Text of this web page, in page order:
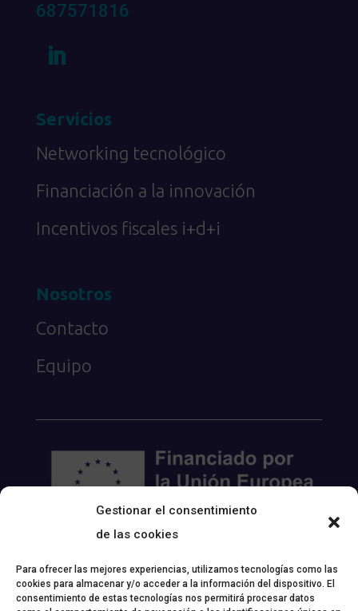
Gestionar el consentimiento
de las cookies
Para ofrecer las mejores experiencias, utilizamos tecnologías como las
cookies para almacenar y/o acceder a la información del dispositivo. El
consentimiento de estas tecnologías nos permitirá procesar datos
687571816
Servicios
Networking tecnológico
Financiación a la innovación
Incentivos fiscales i+d+i
Nosotros
Contacto
Equipo